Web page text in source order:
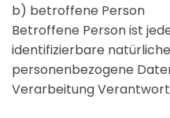
b) betroffene Person
Betroffene Person ist
identifizierbare
personenbezogene
Verarbeitung